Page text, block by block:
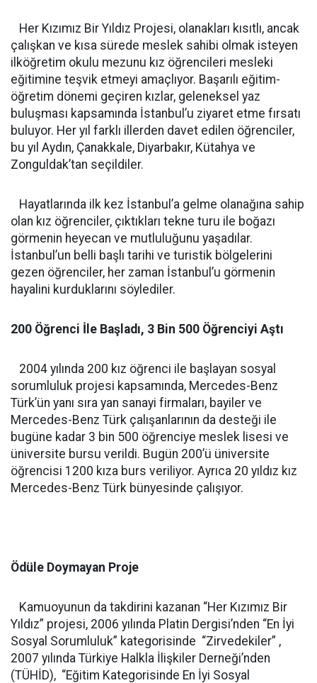
Her Kızımız Bir Yıldız Projesi, olanakları kısıtlı, ancak
çalışkan ve kısa sürede meslek sahibi olmak isteyen
ilköğretim okulu mezunu kız öğrencileri mesleki
eğitimine teşvik etmeyi amaçlıyor. Başarılı eğitim-
öğretim dönemi geçiren kızlar, geleneksel yaz
buluşması kapsamında İstanbul’u ziyaret etme fırsatı
buluyor. Her yıl farklı illerden davet edilen öğrenciler,
bu yıl Aydın, Çanakkale, Diyarbakır, Kütahya ve
Zonguldak’tan seçildiler.
Hayatlarında ilk kez İstanbul’a gelme olanağına sahip
olan kız öğrenciler, çıktıkları tekne turu ile boğazı
görmenin heyecan ve mutluluğunu yaşadılar.
İstanbul’un belli başlı tarihi ve turistik bölgelerini
gezen öğrenciler, her zaman İstanbul’u görmenin
hayalini kurduklarını söylediler.
200 Öğrenci İle Başladı, 3 Bin 500 Öğrenciyi Aştı
2004 yılında 200 kız öğrenci ile başlayan sosyal
sorumluluk projesi kapsamında, Mercedes-Benz
Türk’ün yanı sıra yan sanayi firmaları, bayiler ve
Mercedes-Benz Türk çalışanlarının da desteği ile
bugüne kadar 3 bin 500 öğrenciye meslek lisesi ve
üniversite bursu verildi. Bugün 200’ü üniversite
öğrencisi 1200 kıza burs veriliyor. Ayrıca 20 yıldız kız
Mercedes-Benz Türk bünyesinde çalışıyor.
Ödüle Doymayan Proje
Kamuoyunun da takdirini kazanan “Her Kızımız Bir
Yıldız” projesi, 2006 yılında Platin Dergisi’nden “En İyi
Sosyal Sorumluluk” kategorisinde “Zirvedekiler” ,
2007 yılında Türkiye Halkla İlişkiler Derneği’nden
(TÜHİD), “Eğitim Kategorisinde En İyi Sosyal